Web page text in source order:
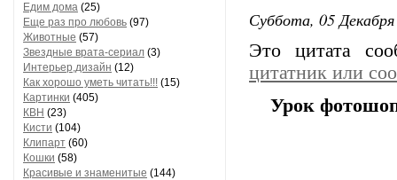
Едим дома (25)
Еще раз про любовь (97)
Животные (57)
Звездные врата-сериал (3)
Интерьер,дизайн (12)
Как хорошо уметь читать!!! (15)
Картинки (405)
КВН (23)
Кисти (104)
Клипарт (60)
Кошки (58)
Красивые и знаменитые (144)
Суббота, 05
Это цитата
цитатник или
Урок